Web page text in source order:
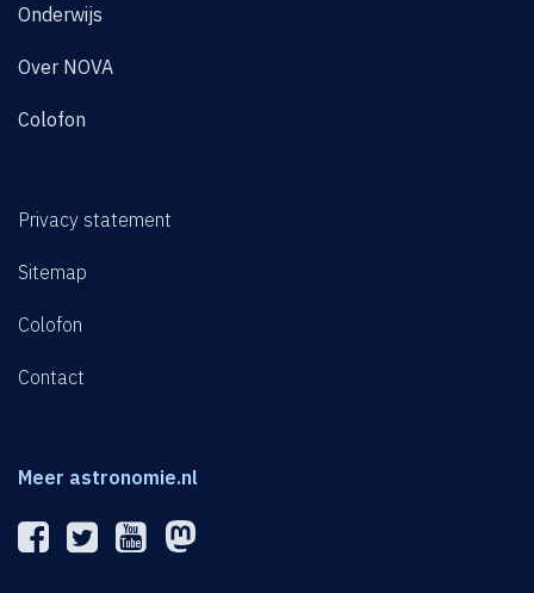
Onderwijs
Over NOVA
Colofon
Privacy statement
Sitemap
Colofon
Contact
Meer astronomie.nl